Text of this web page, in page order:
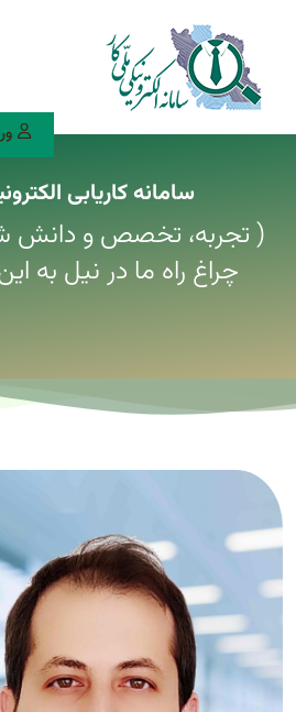
سامانه کاریابی
( تجربه، تخصص و دانش
چراغ راه ما در نیل